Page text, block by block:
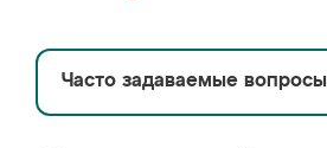
Часто задаваемые вопросы